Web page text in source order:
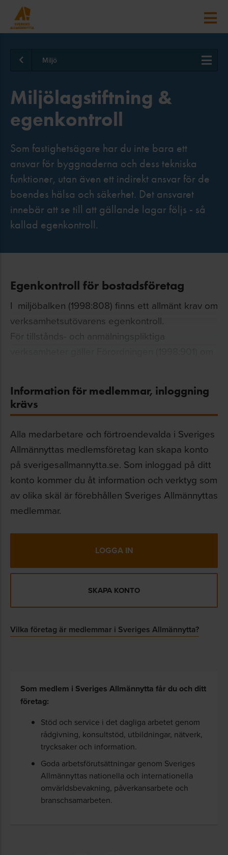
Miljö
Miljölagstiftning &
egenkontroll
Som fastighetsägare har du inte bara ett
ansvar för byggnaderna och dess tekniska
funktioner, utan även ett indirekt ansvar för de
boendes hälsa och säkerhet. Det ansvaret
innebär att se till att gällande lagar följs - så
kallad egenkontroll.
Egenkontroll för bostadsföretag
I miljöbalken (1998:808) finns ett allmänt krav om
verksamhetsutövarens egenkontroll.
För tillstånds- och anmälningspliktiga
som fastighetsägare fortlöpande ska planera och
kontrollera din verksamhet inom en rad områden.
SkriftenKoll på miljökravenär ett stöd för
bostadsföretag att uppfylla kravet på
verksamhetsutövarens egenkontroll enligt
kraven i Miljöbalken och i den särskilda
förordningen om verksamhetsutövarens
egenkontroll.
en mall för hur en riskanalys ska genomföras.
Lagbevakning av miljö och
Lagbevakningstjänstenfinns inom områdena
och arbetsmiljö separat eller som en kombination
av båda områdena.
Medlemmar i Sveriges Allmännytta får tjänsten till
rabatterat pris.
För mer information om tjänsten och
prenumeration, kontakta Niclas Holm, Ramboll
tel: 010-615 60 00 eller direkt via e-post
Information för medlemmar, inloggning
krävs
Alla medarbetare och förtroendevalda i Sveriges
Allmännyttas medlemsföretag kan skapa konto
på sverigesallmannytta.se. Som inloggad på ditt
konto kommer du åt information och verktyg som
av olika skäl är förebhållen Sveriges Allmännyttas
medlemmar.
LOGGA IN
SKAPA KONTO
Vilka företag är medlemmar i Sveriges Allmännytta?
Som medlem i Sveriges Allmännytta får du och ditt
företag:
Stöd och service i det dagliga arbetet genom
rådgivning, konsultstöd, utbildningar, nätverk,
trycksaker och information.
Goda arbetsförutsättningar genom Sveriges
Allmännyttas nationella och internationella
omvärldsbevakning, påverkansarbete och
branschsamarbeten.